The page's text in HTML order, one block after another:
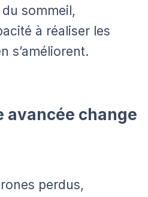
sommeil,
à réaliser les
s’améliorent.
avancée change
perdus,